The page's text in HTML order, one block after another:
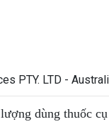
PTY. LTD -
dùng thuốc